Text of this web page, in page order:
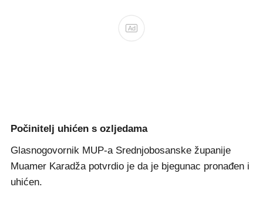
Ad
Počinitelj uhićen s ozljedama
Glasnogovornik MUP-a Srednjobosanske županije
Muamer Karadža potvrdio je da je bjegunac pronađen i
uhićen.